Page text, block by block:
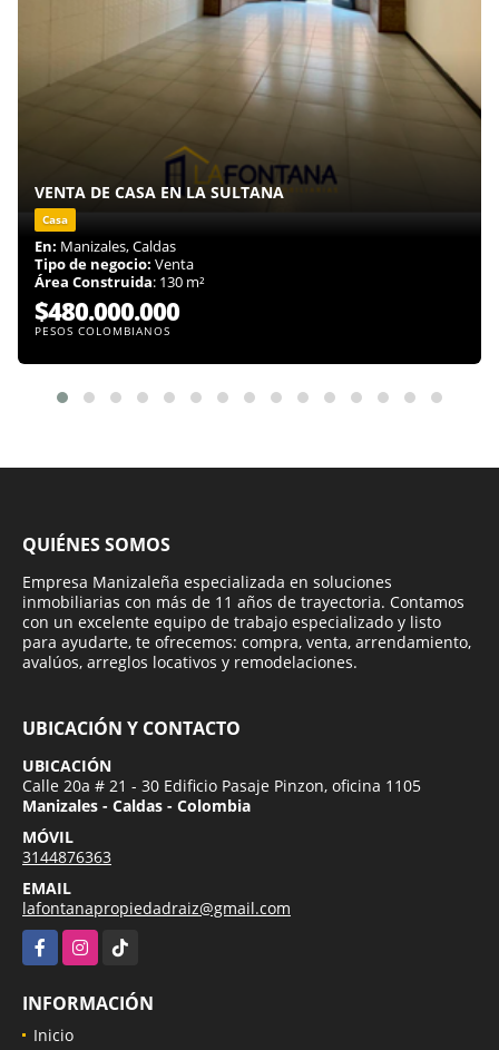
VENTA DE CASA EN LA SULTANA
Casa
En: Manizales, Caldas
Tipo de negocio: Venta
Área Construida: 130 m²
$480.000.000
PESOS COLOMBIANOS
QUIÉNES SOMOS
Empresa Manizaleña especializada en soluciones
inmobiliarias con más de 11 años de trayectoria. Contamos
con un excelente equipo de trabajo especializado y listo
para ayudarte, te ofrecemos: compra, venta, arrendamiento,
avalúos, arreglos locativos y remodelaciones.
UBICACIÓN Y CONTACTO
UBICACIÓN
Calle 20a # 21 - 30 Edificio Pasaje Pinzon, oficina 1105
Manizales - Caldas - Colombia
MÓVIL
3144876363
EMAIL
lafontanapropiedadraiz@gmail.com
FacebookInstagram
INFORMACIÓN